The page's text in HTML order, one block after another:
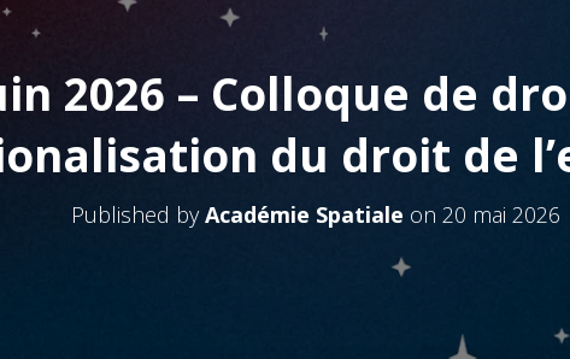
2026 – Colloque de
du droit de
Published byAcadémie Spatiale on 20 mai 2026